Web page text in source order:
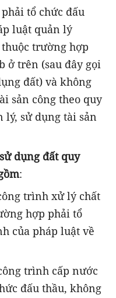
tổ chức đấu
luật quản lý
trường hợp
ở trên (sau đây gọi
đất) và không
sản công theo quy
lý, sử dụng tài sản
dụng đất quy
:
trình xử lý chất
hợp phải tổ
của pháp luật về
trình cấp nước
đấu thầu, không